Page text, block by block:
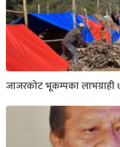
जाजरकोट भूकम्पका लाभग्राही